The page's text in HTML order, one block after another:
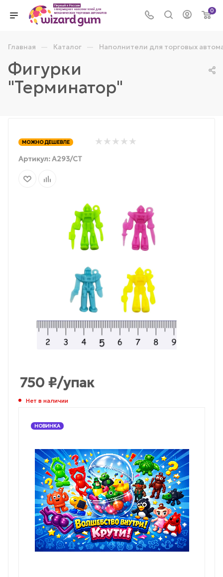
0
Главная — Каталог — Наполнители для торговых
Фигурки
"Терминатор"
МОЖНО ДЕШЕВЛЕ
Артикул:А293/СТ
750 ₽/упак
Нет в наличии
НОВИНКА